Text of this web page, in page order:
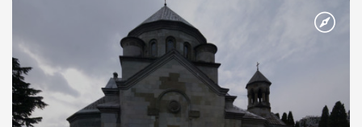
Херсонесі Володимир-язичник, став Василем-християнином.
А потім було Хрещення Русі. На честь Херсонесу Таврійського